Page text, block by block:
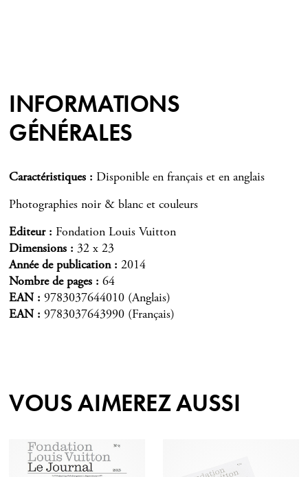
INFORMATIONS
GÉNÉRALES
Caractéristiques
Disponible en français et en anglais
Photographies noir & blanc et couleurs
Editeur
Fondation Louis Vuitton
Dimensions
32 x 23
Année de publication
2014
Nombre de pages
64
EAN
9783037644010 (Anglais)
EAN
9783037643990 (Français)
VOUS AIMEREZ AUSSI